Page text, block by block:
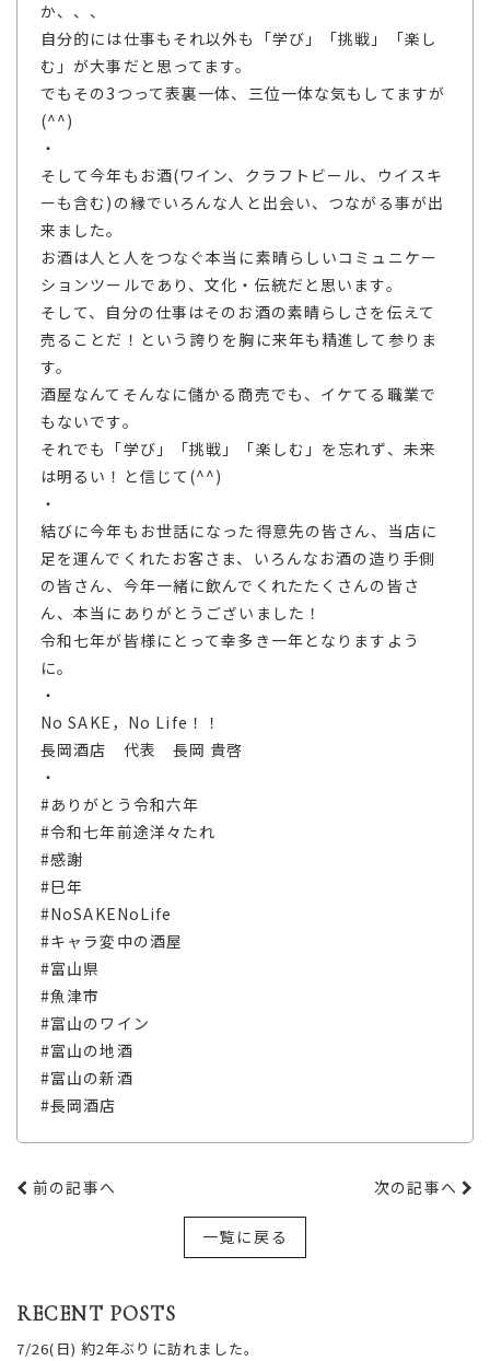
RECENT POSTS
7/26(日) 約2年ぶりに訪れました。
か、、、
自分的には仕事もそれ以外も「学び」「挑戦」「楽し
む」が大事だと思ってます。
でもその3つって表裏一体、三位一体な気もしてますが
(^^)
・
そして今年もお酒(ワイン、クラフトビール、ウイスキ
ーも含む)の縁でいろんな人と出会い、つながる事が出
来ました。
お酒は人と人をつなぐ本当に素晴らしいコミュニケー
ションツールであり、文化・伝統だと思います。
そして、自分の仕事はそのお酒の素晴らしさを伝えて
売ることだ！という誇りを胸に来年も精進して参りま
す。
酒屋なんてそんなに儲かる商売でも、イケてる職業で
もないです。
それでも「学び」「挑戦」「楽しむ」を忘れず、未来
は明るい！と信じて(^^)
・
結びに今年もお世話になった得意先の皆さん、当店に
足を運んでくれたお客さま、いろんなお酒の造り手側
の皆さん、今年一緒に飲んでくれたたくさんの皆さ
ん、本当にありがとうございました！
令和七年が皆様にとって幸多き一年となりますよう
に。
・
No SAKE，No Life！！
長岡酒店 代表 長岡 貴啓
・
#ありがとう令和六年
#令和七年前途洋々たれ
#感謝
#巳年
#NoSAKENoLife
#キャラ変中の酒屋
#富山県
#魚津市
#富山のワイン
#富山の地酒
#富山の新酒
#長岡酒店
前の記事へ 次の記事へ
一覧に戻る